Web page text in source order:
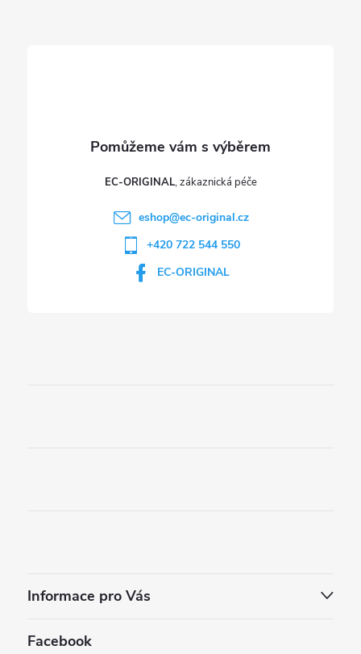
EC-ORIGINAL
eshop@ec-original.cz
+420 722 544 550
EC-ORIGINAL
Informace pro Vás
Facebook